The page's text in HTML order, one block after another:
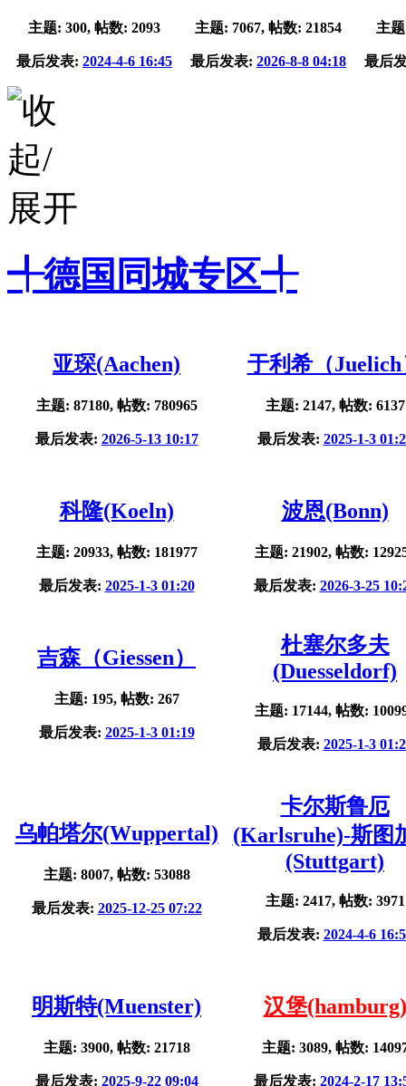
主题: 300, 帖数: 2093
最后发表: 2024-4-6 16:45
主题: 7067, 帖数: 21854
最后发表: 2026-8-8 04:18
主
最后
╃德国同城专区╃
亚琛(Aachen)
主题: 87180, 帖数: 780965
最后发表: 2026-5-13 10:17
于利希（Juelich
主题: 2147, 帖数: 6137
最后发表: 2025-1-3
科隆(Koeln)
主题: 20933, 帖数: 181977
最后发表: 2025-1-3 01:20
波恩(Bonn)
主题: 21902, 帖数:
最后发表: 2026-3-25
吉森（Giessen）
主题: 195, 帖数: 267
最后发表: 2025-1-3 01:19
杜塞尔多夫
(Duesseldorf)
主题: 17144, 帖数:
最后发表: 2025-1-3
乌帕塔尔(Wuppertal)
主题: 8007, 帖数: 53088
最后发表: 2025-12-25 07:22
卡尔斯鲁厄
(Karlsruhe)-斯图
(Stuttgart)
主题: 2417, 帖数: 3971
最后发表: 2024-4-6
明斯特(Muenster)
主题: 3900, 帖数: 21718
最后发表: 2025-9-22 09:04
汉堡(hamburg)
主题: 3089, 帖数:
最后发表: 2024-2-17